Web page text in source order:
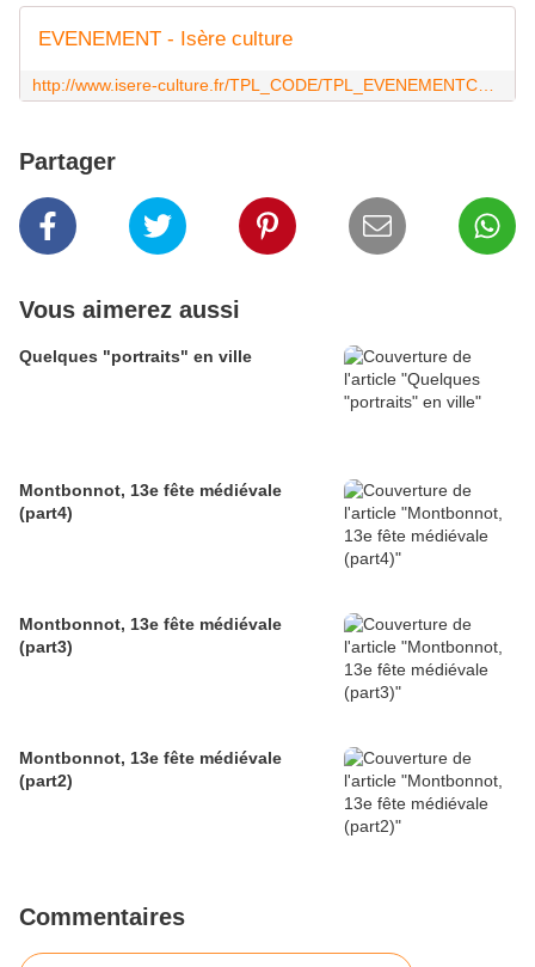
EVENEMENT - Isère culture
Partager
Vous aimerez aussi
Quelques "portraits" en ville
Montbonnot, 13e fête médiévale
(part4)
Montbonnot, 13e fête médiévale
(part3)
Montbonnot, 13e fête médiévale
(part2)
Commentaires